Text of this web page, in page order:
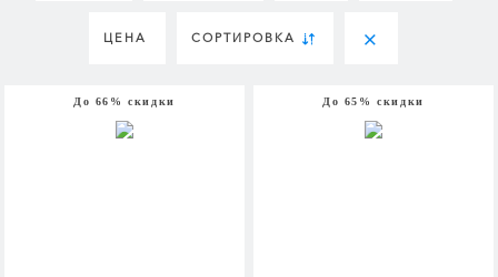
ЦЕНА СОРТИРОВКА
До 66% скидки До 65% скидки